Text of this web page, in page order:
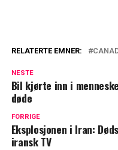
RELATERTE EMNER:
NESTE
Bil kjørte inn i
døde
FORRIGE
Eksplosjonen i Iran:
iransk TV